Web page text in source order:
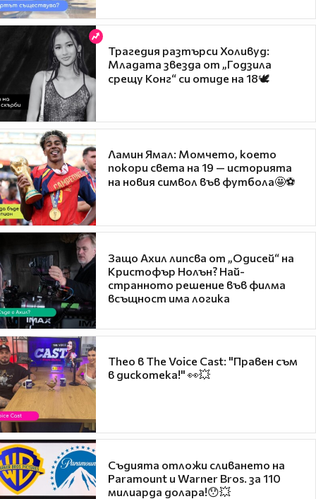
Трагедия разтърси Холивуд:
Младата звезда от „Годзила
срещу Конг“ си отиде на 18🕊️
Ламин Ямал: Момчето, което
покори света на 19 — историята
на новия символ във футбола🤩⚽
Защо Ахил липсва от „Одисей“ на
Кристофър Нолън? Най-
странното решение във филма
всъщност има логика
Theo в The Voice Cast: "Правен съм
в дискотека!" 👀💥
Съдията отложи сливането на
Paramount и Warner Bros. за 110
милиарда долара!😯💥